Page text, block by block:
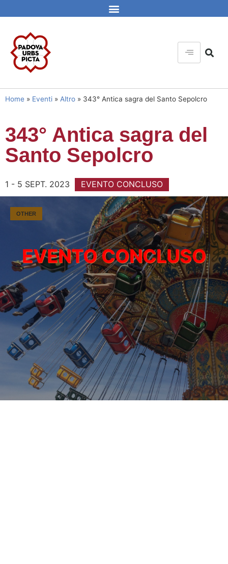
Home » Eventi » Altro » 343° Antica sagra del Santo Sepolcro
343° Antica sagra del
Santo Sepolcro
1 - 5 SEPT. 2023 EVENTO CONCLUSO
OTHER